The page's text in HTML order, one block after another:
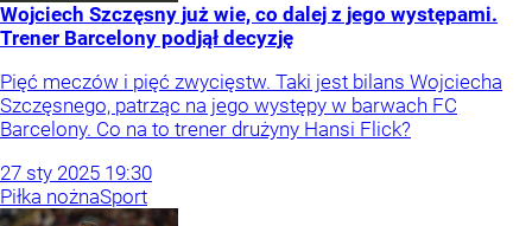
Wojciech Szczęsny już wie, co dalej z jego występami.
Trener Barcelony podjął decyzję
Pięć meczów i pięć zwycięstw. Taki jest bilans Wojciecha
Szczęsnego, patrząc na jego występy w barwach FC
Barcelony. Co na to trener drużyny Hansi Flick?
27 sty 2025 19:30
Piłka nożnaSport